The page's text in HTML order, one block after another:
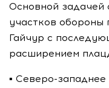
Основной задачей
участков обороны
Гайчур с
расширением
▪️ Северо-